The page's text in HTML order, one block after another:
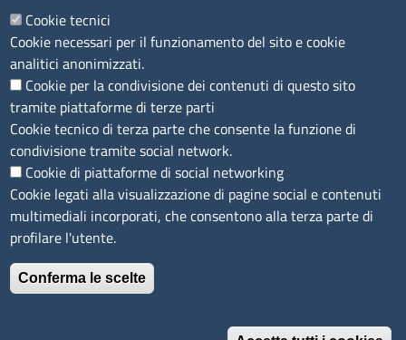
Informative privacy e cookie
Verifiche PA
Attuazione misure PNRR
Modulistica
SEGUICI SU
Cookie tecnici
Cookie necessari per il funzionamento del sito e cookie
analitici anonimizzati.
Cookie per la condivisione dei contenuti di questo sito
tramite piattaforme di terze parti
Cookie tecnico di terza parte che consente la funzione di
condivisione tramite social network.
Cookie di piattaforme di social networking
Cookie legati alla visualizzazione di pagine social e contenuti
multimediali incorporati, che consentono alla terza parte di
profilare l'utente.
Conferma le scelte